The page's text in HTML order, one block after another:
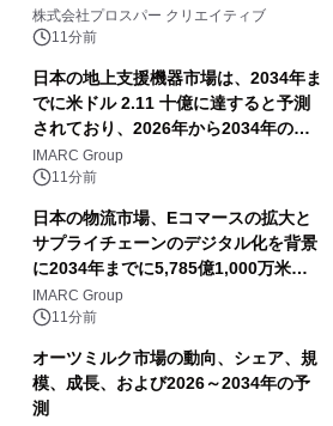
秀賞100名に1年間無償試用
株式会社プロスパー クリエイティブ
11分前
日本の地上支援機器市場は、2034年ま
でに米ドル 2.11 十億に達すると予測
されており、2026年から2034年の期
間に6.44%のCAGRで拡大し、空港の
近代化と航空交通量の増加によって牽
IMARC Group
11分前
日本の物流市場、Eコマースの拡大と
サプライチェーンのデジタル化を背景
に2034年までに5,785億1,000万米ド
ルに達する見通し
IMARC Group
11分前
オーツミルク市場の動向、シェア、規
模、成長、および2026～2034年の予
測